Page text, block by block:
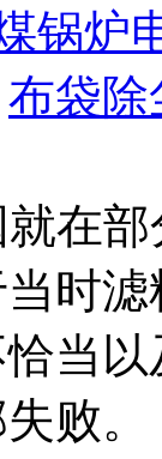
锅炉
布袋除
在
时
当
败。